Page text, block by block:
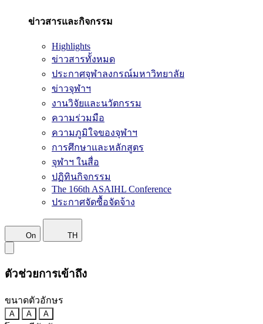
ข่าวสารและกิจกรรม
Highlights
ข่าวสารทั้งหมด
ประกาศจุฬาลงกรณ์มหาวิทยาลัย
ข่าวจุฬาฯ
งานวิจัยและนวัตกรรม
ความร่วมมือ
ความภูมิใจของจุฬาฯ
การศึกษาและหลักสูตร
จุฬาฯ ในสื่อ
ปฏิทินกิจกรรม
The 166th ASAIHL Conference
ประกาศจัดซื้อจัดจ้าง
On TH
ตัวช่วยการเข้าถึง
ขนาดตัวอักษร
A A A